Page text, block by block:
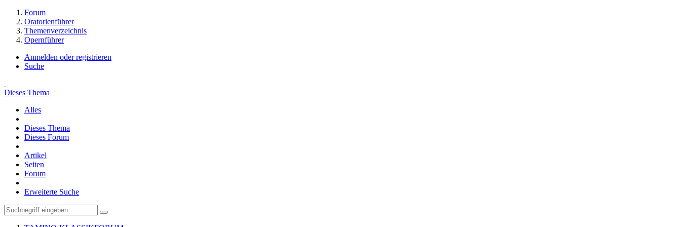
Forum
Oratorienführer
Themenverzeichnis
Opernführer
Anmelden oder registrieren
Suche
Dieses Thema
Alles
Dieses Thema
Dieses Forum
Artikel
Seiten
Forum
Erweiterte Suche